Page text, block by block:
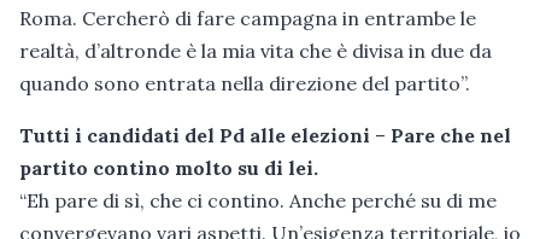
Roma. Cercherò di fare campagna in entrambe le
realtà, d’altronde è la mia vita che è divisa in due da
quando sono entrata nella direzione del partito”.
Tutti i candidati del Pd alle elezioni – Pare che nel
partito contino molto su di lei.
“Eh pare di sì, che ci contino. Anche perché su di me
convergevano vari aspetti. Un’esigenza territoriale, io